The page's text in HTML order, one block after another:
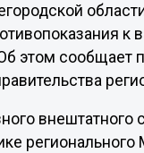
к
этом сообщает
внештатного
регионального